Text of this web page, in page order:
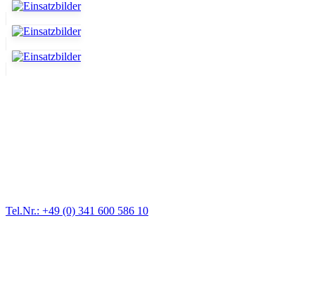
Tel.Nr.: +49 (0) 341 600 586 10